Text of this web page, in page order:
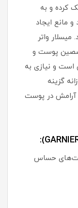
کرده و به
مانع ایجاد
واتر
پوست و
است و نیازی به
گزینه
آرامش در پوست
حساس